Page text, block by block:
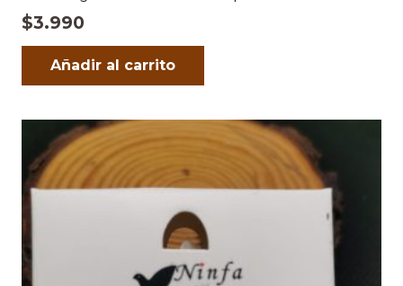
$3.990
Añadir al carrito